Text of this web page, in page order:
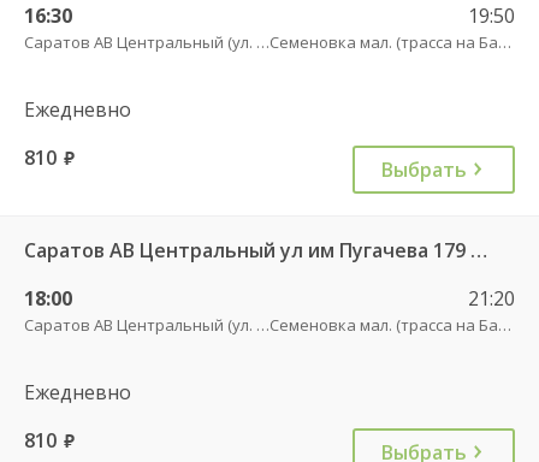
16:30
Саратов АВ Центральный (ул. им. Пугачева, 179 А)
19:50
Семеновка мал. (трасса на Балашов)
Ежедневно
810 руб. Выбрать
Саратов АВ Центральный ул им Пугачева 179 А — Балашов (Привокзальная площадь 7) 603-1
18:00
Саратов АВ Центральный (ул. им. Пугачева, 179 А)
21:20
Семеновка мал. (трасса на Балашов)
Ежедневно
810 руб. Выбрать